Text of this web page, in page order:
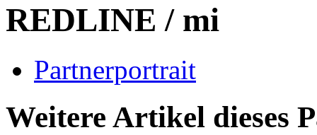
REDLINE / mi
Partnerportrait
Weitere Artikel dieses